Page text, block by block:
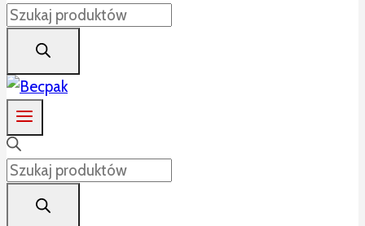
Products
search
Products
search